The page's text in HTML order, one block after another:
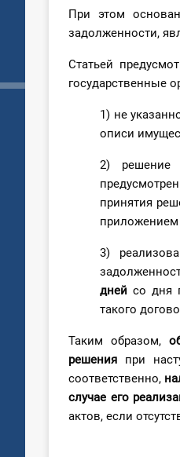
При этом
задолженности,
Статьей
государственные
1) не
описи
2) решение
принятия
приложением
3)
дней со дня
такого
Таким образом,
решения при
соответственно,
случае его
актов, если